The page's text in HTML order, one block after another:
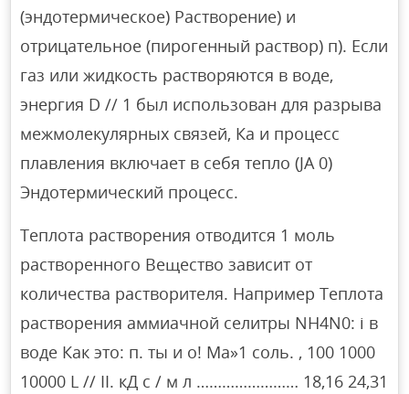
(эндотермическое) Растворение) и
отрицательное (пирогенный раствор) п). Если
газ или жидкость растворяются в воде,
энергия D // 1 был использован для разрыва
межмолекулярных связей, Ка и процесс
плавления включает в себя тепло (JA 0)
Эндотермический процесс.
Теплота растворения отводится 1 моль
растворенного Вещество зависит от
количества растворителя. Например Теплота
растворения аммиачной селитры NH4N0: i в
воде Как это: п. ты и о! Ma»1 соль. , 100 1000
10000 L // II. кД с / м л …………………… 18,16 24,31